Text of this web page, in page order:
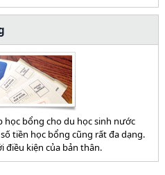
học bổng cho du học sinh nước
tiền học bổng cũng rất đa dạng.
điều kiện của bản thân.